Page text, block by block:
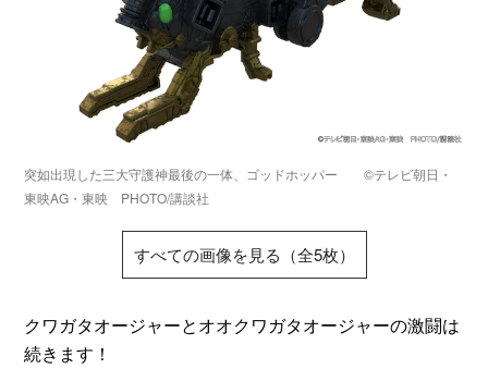
突如出現した三大守護神最後の一体、ゴッドホッパー ©テレビ朝日・
東映AG・東映 PHOTO/講談社
すべての画像を見る（全5枚）
クワガタオージャーとオオクワガタオージャーの激闘は
続きます！